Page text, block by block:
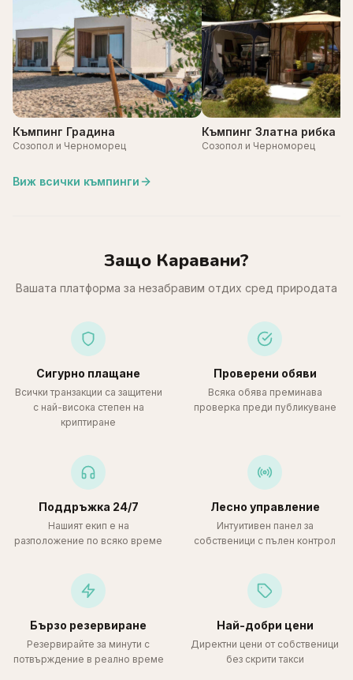
Къмпинг Градина
Созопол и Черноморец
Къмпинг Златна рибка
Созопол и Черноморец
Виж всички къмпинги
Защо Каравани?
Вашата платформа за незабравим отдих сред природата
Сигурно плащане
Всички транзакции са защитени
с най-висока степен на
криптиране
Проверени обяви
Всяка обява преминава
проверка преди публикуване
Поддръжка 24/7
Нашият екип е на
разположение по всяко време
Лесно управление
Интуитивен панел за
собственици с пълен контрол
Бързо резервиране
Резервирайте за минути с
потвърждение в реално време
Най-добри цени
Директни цени от собственици
без скрити такси